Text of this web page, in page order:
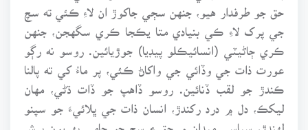
حق جو طرفدار هيو، جنهن سڄي جاکوڙ ان لاءِ ڪئي ته سچ
جي پرک لاءِ ڪي بنيادي متا يڪجا ڪري سگهجن، جنهن
ڪري ڄاڻيٽي (انسائيڪلو پيڊيا) جوڙيائين. روسو نه رڳو
عورت ذات جي وڏائي جي واکاڻ ڪئي، پر ماءُ کي ته پالنا
ڪندڙ جو لقب ڏنائين. روسو ڏاهپ جو ڏات ڌڻي، مهان
ليکڪ، دل ۾ درد رکندڙ، انسان ذات جي ڀلائيءَ جو سپنو
لهندڙ، سياسي ميدان ۾ حق ۽ سچ جو حامي پهريون پرش